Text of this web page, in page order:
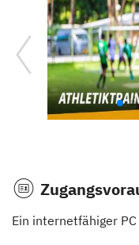
Ein internetfähiger